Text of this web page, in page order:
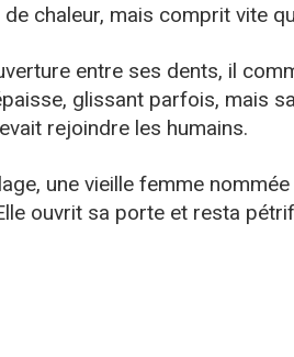
chaleur, mais comprit vite
entre ses dents, il
glissant parfois, mais
rejoindre les humains.
une vieille femme
ouvrit sa porte et resta